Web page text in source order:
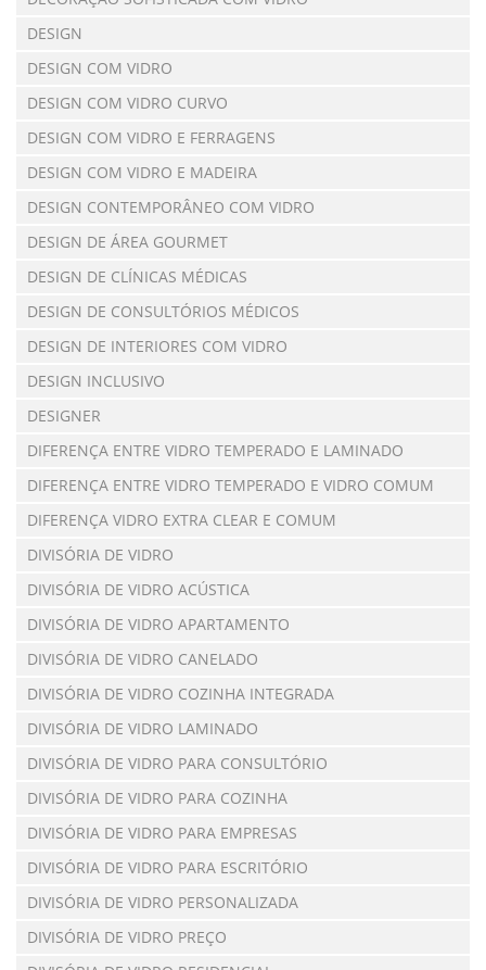
DESIGN
DESIGN COM VIDRO
DESIGN COM VIDRO CURVO
DESIGN COM VIDRO E FERRAGENS
DESIGN COM VIDRO E MADEIRA
DESIGN CONTEMPORÂNEO COM VIDRO
DESIGN DE ÁREA GOURMET
DESIGN DE CLÍNICAS MÉDICAS
DESIGN DE CONSULTÓRIOS MÉDICOS
DESIGN DE INTERIORES COM VIDRO
DESIGN INCLUSIVO
DESIGNER
DIFERENÇA ENTRE VIDRO TEMPERADO E LAMINADO
DIFERENÇA ENTRE VIDRO TEMPERADO E VIDRO COMUM
DIFERENÇA VIDRO EXTRA CLEAR E COMUM
DIVISÓRIA DE VIDRO
DIVISÓRIA DE VIDRO ACÚSTICA
DIVISÓRIA DE VIDRO APARTAMENTO
DIVISÓRIA DE VIDRO CANELADO
DIVISÓRIA DE VIDRO COZINHA INTEGRADA
DIVISÓRIA DE VIDRO LAMINADO
DIVISÓRIA DE VIDRO PARA CONSULTÓRIO
DIVISÓRIA DE VIDRO PARA COZINHA
DIVISÓRIA DE VIDRO PARA EMPRESAS
DIVISÓRIA DE VIDRO PARA ESCRITÓRIO
DIVISÓRIA DE VIDRO PERSONALIZADA
DIVISÓRIA DE VIDRO PREÇO